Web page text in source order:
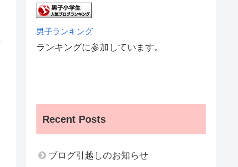
男子ランキング
ランキングに参加しています。
Recent Posts
ブログ引越しのお知らせ